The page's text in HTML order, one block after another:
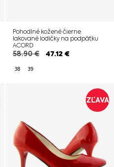
Pohodlné kožené čierne
lakované lodičky na podpätku
ACORD
58.90€ 47.12 €
38 39
ZĽAVA